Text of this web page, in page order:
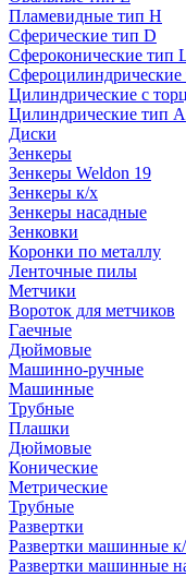
Пламевидные тип H
Сферические тип D
Сфероконические тип
Сфероцилиндрические
Цилиндрические с
Цилиндрические тип А
Диски
Зенкеры
Зенкеры Weldon 19
Зенкеры к/х
Зенкеры насадные
Зенковки
Коронки по металлу
Ленточные пилы
Метчики
Вороток для метчиков
Гаечные
Дюймовые
Машинно-ручные
Машинные
Трубные
Плашки
Дюймовые
Конические
Метрические
Трубные
Развертки
Развертки машинные
Развертки машинные